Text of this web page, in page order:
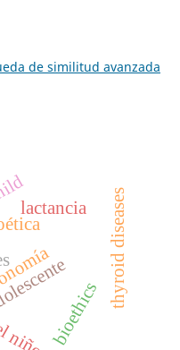
de similitud avanzada
bioethics
lactancia thyroid diseases